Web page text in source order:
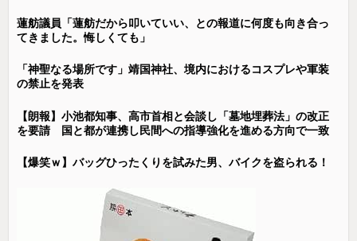
蓮舫議員「蓮舫だから叩いていい、との報道に何度も向き合っ
てきました。悔しくても」
「神聖なる場所です」靖国神社、境内におけるコスプレや軍装
の禁止を発表
【朗報】小池都知事、高市首相と会談し「墓地埋葬法」の改正
を要請 国と都が連携し民間への指導強化を進める方向で一致
【爆笑ｗ】バッグひったくりを試みた男、バイクを盗られる！